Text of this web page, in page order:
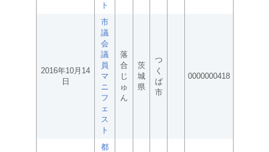
ト
2016年10月14
日
市
議
会
議
員
マ
ニ
フ
ェ
ス
ト
落
合
じ
ゅ
ん
茨
城
県
つ
く
ば
市
0000000418
都